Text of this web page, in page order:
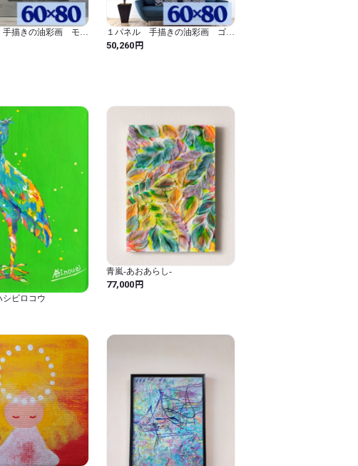
客様から注文を受け次第、製作いたします。
写真と若干異なる場合がございますので、ご
実際の商品と色味が多少異なることがございま
製作いたしますので、注文後の取り消しなどは
不良がございました場合のみ交換の対象とさせ
　をお読みいただき、ご納得の上ご購入くださ
about
ク、または西濃運輸とさせて頂きます。
んのでご注意ください。）
描きの油彩画 モ
猫アレンジ 絵画
１パネル 手描きの油彩画 ゴッ
ホ ひまわり 黒猫アレンジ 絵
画 インテリア モダン アートパ
50,260円
ビロコウ
青嵐-あおあらし-
77,000円